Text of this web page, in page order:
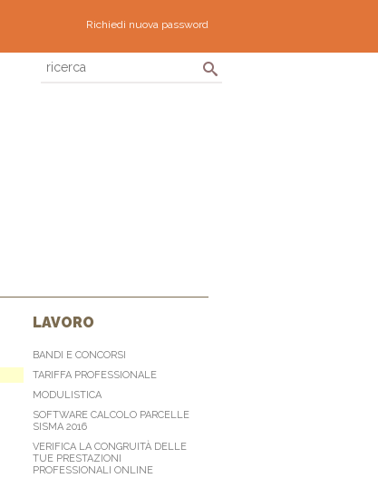
Richiedi nuova password
LAVORO
BANDI E CONCORSI
TARIFFA PROFESSIONALE
MODULISTICA
SOFTWARE CALCOLO PARCELLE
SISMA 2016
VERIFICA LA CONGRUITÀ DELLE
TUE PRESTAZIONI
PROFESSIONALI ONLINE